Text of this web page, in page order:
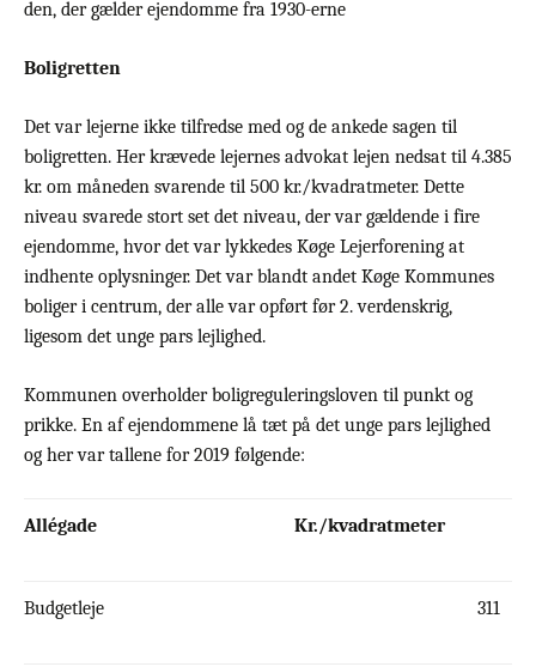
den, der gælder ejendomme fra 1930-erne
Boligretten
Det var lejerne ikke tilfredse med og de ankede sagen til
boligretten. Her krævede lejernes advokat lejen nedsat til 4.385
kr. om måneden svarende til 500 kr./kvadratmeter. Dette
niveau svarede stort set det niveau, der var gældende i fire
ejendomme, hvor det var lykkedes Køge Lejerforening at
indhente oplysninger. Det var blandt andet Køge Kommunes
boliger i centrum, der alle var opført før 2. verdenskrig,
ligesom det unge pars lejlighed.
Kommunen overholder boligreguleringsloven til punkt og
prikke. En af ejendommene lå tæt på det unge pars lejlighed
og her var tallene for 2019 følgende:
Allégade Kr./kvadratmeter
Budgetleje 311